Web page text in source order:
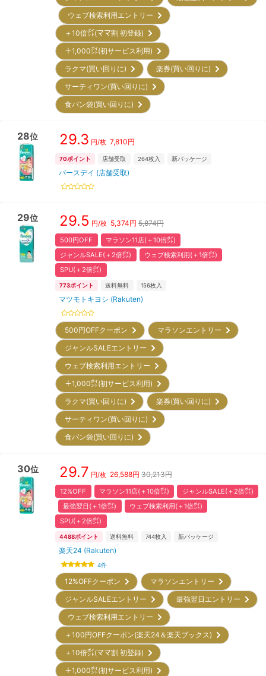
ウェブ検索利用エントリー
＋10倍㌽(ママ割 初登録)
＋1,000㌽(初サービス利用)
ラクマ(買い回りに)
楽券(買い回りに)
サーティワン(買い回りに)
食パン袋(買い回りに)
28位 29.3 円/枚 7,810円
70ポイント 店舗受取 264枚入 新パッケージ
バースデイ (店舗受取)
29位 29.5 円/枚 5,374円 5,874円
500円OFF
マラソン11店(＋10倍㌽)
ジャンルSALE(＋2倍㌽)
ウェブ検索利用(＋1倍㌽)
SPU(＋2倍㌽)
773ポイント 送料無料 156枚入
マツモトキヨシ (Rakuten)
500円OFFクーポン
マラソンエントリー
ジャンルSALEエントリー
ウェブ検索利用エントリー
＋1,000㌽(初サービス利用)
ラクマ(買い回りに)
楽券(買い回りに)
サーティワン(買い回りに)
食パン袋(買い回りに)
30位 29.7 円/枚 26,588円 30,213円
12%OFF マラソン11店(＋10倍㌽)
ジャンルSALE(＋2倍㌽)
最強翌日(＋1倍㌽)
ウェブ検索利用(＋1倍㌽)
SPU(＋2倍㌽)
4488ポイント 送料無料 744枚入 新パッケージ
楽天24 (Rakuten)
4件
12%OFFクーポン
マラソンエントリー
ジャンルSALEエントリー
最強翌日エントリー
ウェブ検索利用エントリー
＋100円OFFクーポン(楽天24＆楽天ブックス)
＋10倍㌽(ママ割 初登録)
＋1,000㌽(初サービス利用)